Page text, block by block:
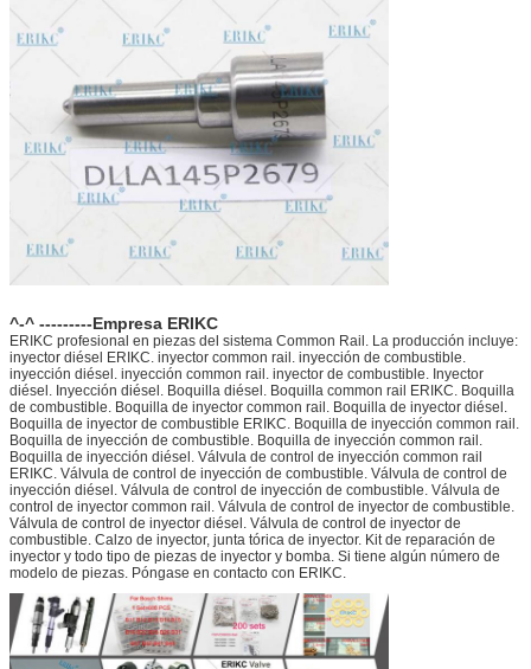
^-^ ---------Empresa ERIKC
ERIKC profesional en piezas del sistema Common Rail. La producción incluye:
inyector diésel ERIKC. inyector common rail. inyección de combustible.
inyección diésel. inyección common rail. inyector de combustible. Inyector
diésel. Inyección diésel. Boquilla diésel. Boquilla common rail ERIKC. Boquilla
de combustible. Boquilla de inyector common rail. Boquilla de inyector diésel.
Boquilla de inyector de combustible ERIKC. Boquilla de inyección common rail.
Boquilla de inyección de combustible. Boquilla de inyección common rail.
Boquilla de inyección diésel. Válvula de control de inyección common rail
ERIKC. Válvula de control de inyección de combustible. Válvula de control de
inyección diésel. Válvula de control de inyección de combustible. Válvula de
control de inyector common rail. Válvula de control de inyector de combustible.
Válvula de control de inyector diésel. Válvula de control de inyector de
combustible. Calzo de inyector, junta tórica de inyector. Kit de reparación de
inyector y todo tipo de piezas de inyector y bomba. Si tiene algún número de
modelo de piezas. Póngase en contacto con ERIKC.